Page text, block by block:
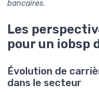
bancaires.
Les
pour un iobsp
Évolution de
dans le secteur